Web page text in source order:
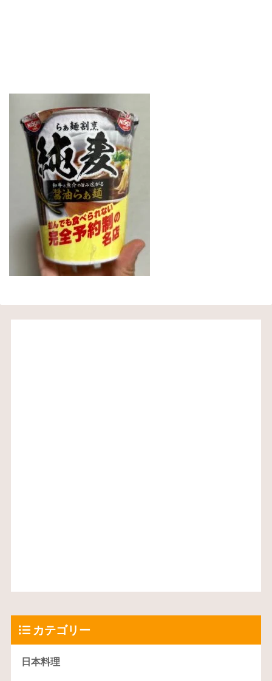
カテゴリー
日本料理